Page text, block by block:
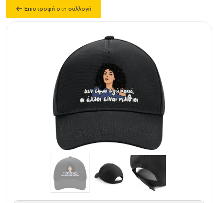
Επιστροφή στη συλλογή